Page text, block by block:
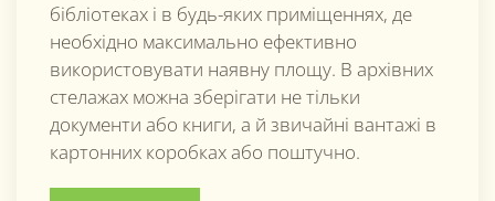
бібліотеках і в будь-яких приміщеннях, де
необхідно максимально ефективно
використовувати наявну площу. В архівних
стелажах можна зберігати не тільки
документи або книги, а й звичайні вантажі в
картонних коробках або поштучно.